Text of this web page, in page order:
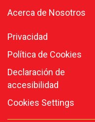
Acerca de Nosotros
Privacidad
Política de Cookies
Declaración de
accesibilidad
Cookies Settings